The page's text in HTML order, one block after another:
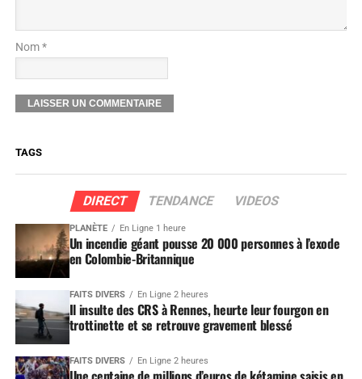
Nom *
TAGS
DIRECT TENDANCE VIDEOS
PLANÈTE En Ligne 1 heure
Un incendie géant pousse 20 000 personnes à l’exode
en Colombie-Britannique
FAITS DIVERS En Ligne 2 heures
Il insulte des CRS à Rennes, heurte leur fourgon en
trottinette et se retrouve gravement blessé
FAITS DIVERS En Ligne 2 heures